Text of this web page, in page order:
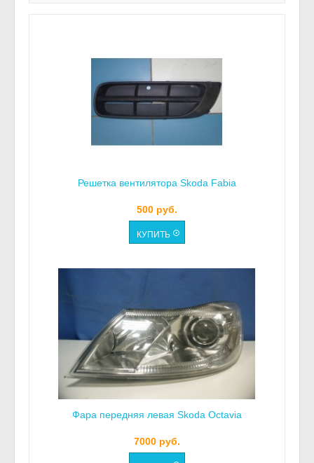
Решетка вентилятора Skoda Fabia
500 руб.
Фара передняя левая Skoda Octavia
7000 руб.